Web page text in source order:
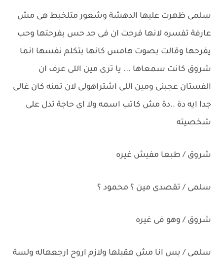
سلمى ظهرت عليها الدهشة وشعور متلخبط هى مش
عارفة تفسره لانها فرحت ان فى حد حس بفرحتها وحب
يفرحها وقالت بصوت هامس كانها بتكلم نفسها انما
شروق كانت سمعاها ... يا ترى مين اللى عرف ان
الفستان عجبنى ومين اللى اشتراهولى لان تمنه كان غالى
جدا ايه دة ..دة مش كاتب اسمه ولا اى حاجة تدل على
شخصيته
شروق / طبعا مفيش غيره
سلمى / تقصدى مين ؟ محمود ؟
شروق / وهو فى غيره
سلمى / بس انا مش هقبلها ولازم اروح ارجعهاله ولسة